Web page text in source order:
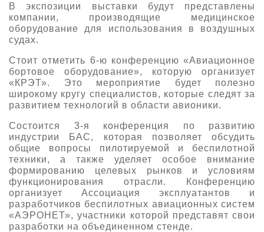
В экспозиции выставки будут представлены
компании, производящие медицинское
оборудование для использования в воздушных
судах.
Стоит отметить 6-ю конференцию «Авиационное
бортовое оборудование», которую организует
«КРЭТ». Это мероприятие будет полезно
широкому кругу специалистов, которые следят за
развитием технологий в области авионики.
Состоится 3-я конференция по развитию
индустрии БАС, которая позволяет обсудить
общие вопросы пилотируемой и беспилотной
техники, а также уделяет особое внимание
формированию целевых рынков и условиям
функционирования отрасли. Конференцию
организует Ассоциация эксплуатантов и
разработчиков беспилотных авиационных систем
«АЭРОНЕТ», участники которой представят свои
разработки на объединенном стенде.